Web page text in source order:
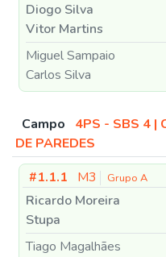
Diogo Silva
Vitor Martins
Miguel Sampaio
Carlos Silva
Campo
4PS - SBS 4 |
DE PAREDES
#1.1.1
M3 Grupo A
Ricardo Moreira
Stupa
Tiago Magalhães